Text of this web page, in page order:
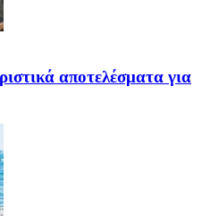
αποτελέσματα για